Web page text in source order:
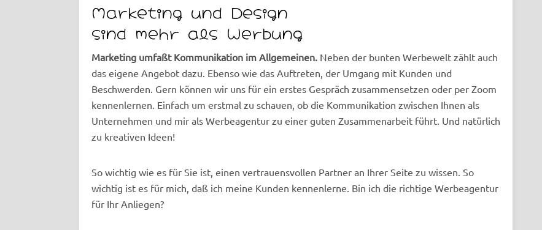
Marketing und Design
sind mehr als Werbung
Marketing umfaßt Kommunikation im Allgemeinen. Neben der bunten Werbewelt zählt auch
das eigene Angebot dazu. Ebenso wie das Auftreten, der Umgang mit Kunden und
Beschwerden. Gern können wir uns für ein erstes Gespräch zusammensetzen oder per Zoom
kennenlernen. Einfach um erstmal zu schauen, ob die Kommunikation zwischen Ihnen als
Unternehmen und mir als Werbeagentur zu einer guten Zusammenarbeit führt. Und natürlich
zu kreativen Ideen!
So wichtig wie es für Sie ist, einen vertrauensvollen Partner an Ihrer Seite zu wissen. So
wichtig ist es für mich, daß ich meine Kunden kennenlerne. Bin ich die richtige Werbeagentur
für Ihr Anliegen?